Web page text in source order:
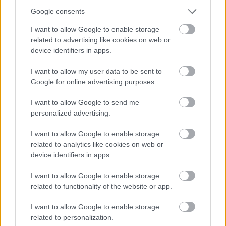
Google consents
I want to allow Google to enable storage
related to advertising like cookies on web or
device identifiers in apps.
I want to allow my user data to be sent to
Google for online advertising purposes.
I want to allow Google to send me
personalized advertising.
I want to allow Google to enable storage
related to analytics like cookies on web or
device identifiers in apps.
I want to allow Google to enable storage
related to functionality of the website or app.
I want to allow Google to enable storage
related to personalization.
Ez a kép azért alakult ki, mert az ország döntő
szerepet kapott a periféria válságainak
kezelésében úgy gazdaságilag, mint
politikailag, emellett gondosan vigyázott
makrogazdasági egyensúlyára, elsősorban
Nem először csodaország
Így a várakozások óhatatlanul túl nagyok
lettek, a köztudatban törhetetlen lett az
ország gazdasága, mintha nem hatnának rá
ugyanúgy a külső erők, és nem tévedhetnének
a politikusok, gazdasági vezetők ugyanúgy,